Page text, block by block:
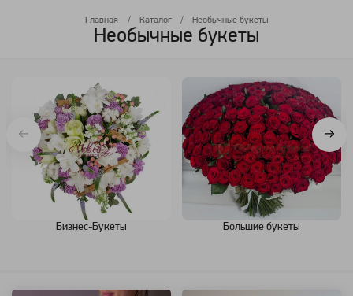
Главная Каталог Необычные букеты
Необычные букеты
Бизнес-Букеты Большие букеты